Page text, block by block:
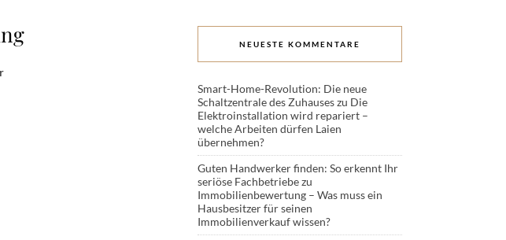
NEUESTE KOMMENTARE
Smart-Home-Revolution: Die neue
Schaltzentrale des Zuhauseszu Die
Elektroinstallation wird repariert –
welche Arbeiten dürfen Laien
übernehmen?
Guten Handwerker finden: So erkennt Ihr
seriöse Fachbetriebezu
Immobilienbewertung – Was muss ein
Hausbesitzer für seinen
Immobilienverkauf wissen?